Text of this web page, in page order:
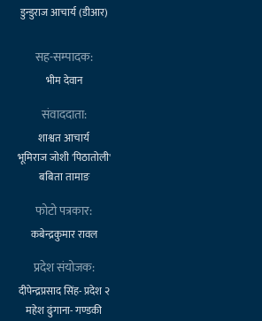
डुन्डुराज आचार्य (डीआर)
सह-सम्पादक:
भीम देवान
संवाददाता:
शाश्वत आचार्य
भूमिराज जोशी 'पिठातोली'
बबिता तामाङ
फोटो पत्रकार:
कबेन्द्रकुमार रावल
प्रदेश संयोजक:
दीपेन्द्रप्रसाद सिंह- प्रदेश २
महेश ढुंगाना- गण्डकी